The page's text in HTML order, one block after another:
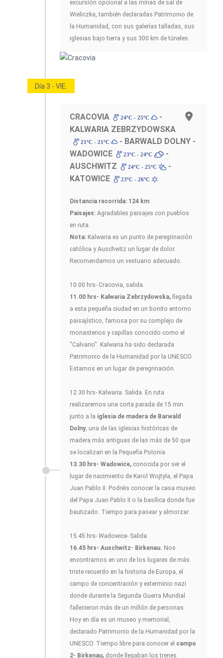
excursión opcional a las minas de sal de
Wieliczka, también declaradas Patrimonio de
la Humanidad, con sus galerías talladas, sus
iglesias bajo tierra y sus 300 km de túneles.
Día 3 - VIE.
CRACOVIA 24ºC - 25ºC
-
KALWARIA ZEBRZYDOWSKA
21ºC - 21ºC
- BARWALD DOLNY -
WADOWICE
23ºC - 24ºC
-
AUSCHWITZ
24ºC - 25ºC
-
KATOWICE
23ºC - 26ºC
Distancia recorrida: 124 km
Paisajes: Agradables paisajes con pueblos
en ruta.
Nota: Kalwaria es un punto de peregrinación
católica y Auschwitz un lugar de dolor.
Recomendamos un vestuario adecuado.
10.00 hrs- Cracovia, salida.
11.00 hrs- Kalwaria Zebrzydowska, llegada
a esta pequeña ciudad en un bonito entorno
paisajístico, famosa por su complejo de
monasterios y capillas conocido como el
"Calvario". Kalwaria ha sido declarada
Patrimonio de la Humanidad por la UNESCO.
Estamos en un lugar de peregrinación.
12.30 hrs- Kalwaria. Salida. En ruta
realizaremos una corta parada de 15 min.
junto a la iglesia de madera de Barwald
Dolny, una de las iglesias históricas de
madera más antiguas de las más de 50 que
se localizan en la Pequeña Polonia
13.30 hrs- Wadowice, conocida por ser el
lugar de nacimiento de Karol Wojtyla, el Papa
Juan Pablo II. Podréis conocer la casa museo
del Papa Juan Pablo II o la basílica donde fue
bautizado. Tiempo para pasear y almorzar.
15.45 hrs- Wadowice- Salida.
16.45 hrs- Auschwitz- Birkenau. Nos
encontramos en uno de los lugares de más
triste recuerdo en la historia de Europa, el
campo de concentración y exterminio nazi
donde durante la Segunda Guerra Mundial
fallecieron más de un millón de personas.
Hoy en día es un museo y memorial,
declarado Patrimonio de la Humanidad por la
UNESCO. Tiempo libre para conocer el campo
2- Birkenau, donde llegaban los trenes